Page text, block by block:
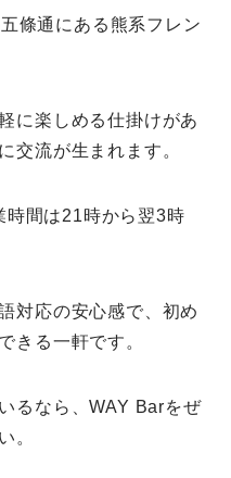
條通にある熊系フレン
に楽しめる仕掛けがあ
交流が生まれます。
間は21時から翌3時
対応の安心感で、初め
きる一軒です。
るなら、WAY Barをぜ
。